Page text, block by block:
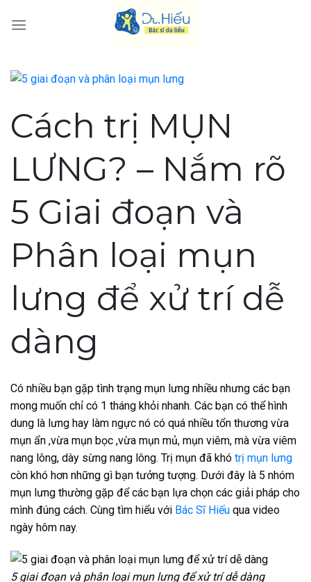
Cách trị MỤN
LƯNG? – Nắm rõ
5 Giai đoạn và
Phân loại mụn
lưng để xử trí dễ
dàng
Có nhiều bạn gặp tình trạng mụn lưng nhiều nhưng các bạn
mong muốn chỉ có 1 tháng khỏi nhanh. Các bạn có thể hình
dung là lưng hay làm ngực nó có quá nhiều tổn thương vừa
mụn ẩn ,vừa mụn bọc ,vừa mụn mủ, mụn viêm, mà vừa viêm
nang lông, dày sừng nang lông. Trị mụn đã khó trị mụn lưng
còn khó hơn những gì bạn tưởng tượng. Dưới đây là 5 nhóm
mụn lưng thường gặp để các bạn lựa chọn các giải pháp cho
mình đúng cách. Cùng tìm hiểu với Bác Sĩ Hiếu qua video
ngày hôm nay.
5 giai đoạn và phân loại mụn lưng để xử trí dễ dàng